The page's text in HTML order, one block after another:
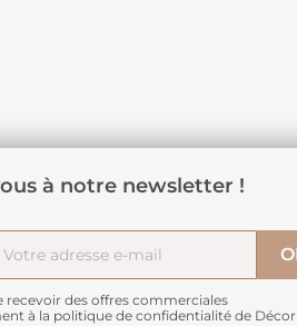
à notre newsletter !
recevoir des offres commerciales
à la politique de confidentialité de Décor